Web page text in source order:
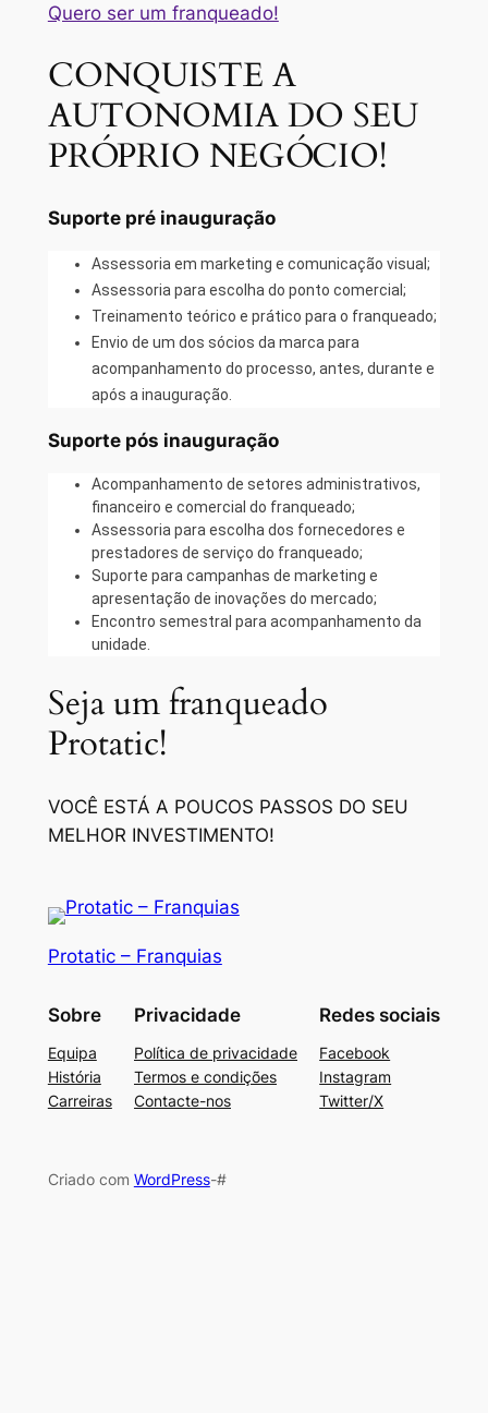
Quero ser um franqueado!
CONQUISTE A
AUTONOMIA DO SEU
PRÓPRIO NEGÓCIO!
Suporte pré inauguração
Assessoria em marketing e comunicação visual;
Assessoria para escolha do ponto comercial;
Treinamento teórico e prático para o franqueado;
Envio de um dos sócios da marca para
acompanhamento do processo, antes, durante e
após a inauguração.
Suporte pós inauguração
Acompanhamento de setores administrativos,
financeiro e comercial do franqueado;
Assessoria para escolha dos fornecedores e
prestadores de serviço do franqueado;
Suporte para campanhas de marketing e
apresentação de inovações do mercado;
Encontro semestral para acompanhamento da
unidade.
Seja um franqueado
Protatic!
VOCÊ ESTÁ A POUCOS PASSOS DO SEU
MELHOR INVESTIMENTO!
Protatic – Franquias
Sobre
Equipa
História
Carreiras
Privacidade
Política de privacidade
Termos e condições
Contacte-nos
Redes sociais
Facebook
Instagram
Twitter/X
Criado com WordPress-#